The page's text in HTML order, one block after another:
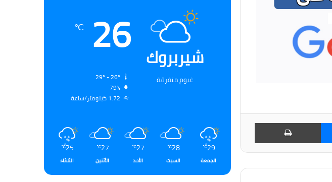
شيربروك
غيوم متفرقة
26
℃
79%
1.72 كيلومتر/ساعة
29
℃
الجمعة
28
℃
السبت
27
℃
الأحد
27
℃
الأثنين
25
℃
الثلاثاء